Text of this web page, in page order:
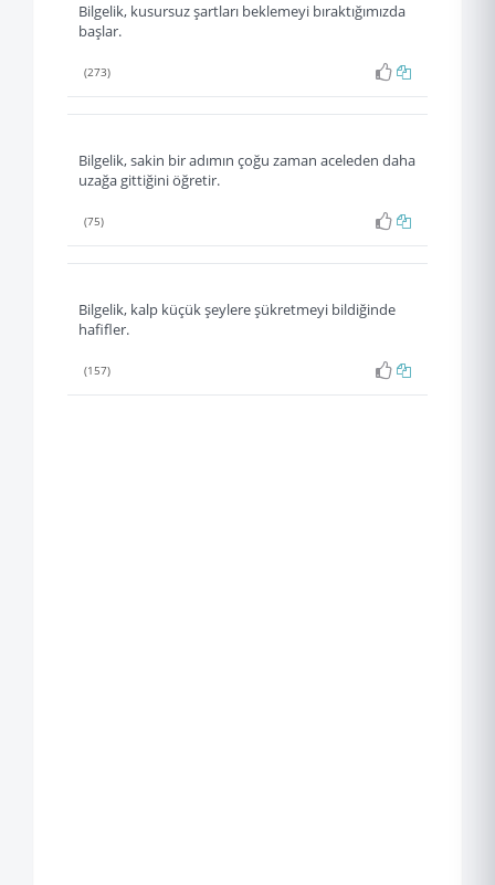
Bilgelik, kusursuz şartları beklemeyi bıraktığımızda
başlar.
(273)
Bilgelik, sakin bir adımın çoğu zaman aceleden daha
uzağa gittiğini öğretir.
(75)
Bilgelik, kalp küçük şeylere şükretmeyi bildiğinde
hafifler.
(157)